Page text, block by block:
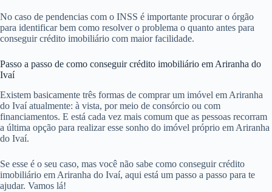
No caso de pendencias com o INSS é importante procurar o órgão
para identificar bem como resolver o problema o quanto antes para
conseguir crédito imobiliário com maior facilidade.
Passo a passo de como conseguir crédito imobiliário em Ariranha do
Ivaí
Existem basicamente três formas de comprar um imóvel em Ariranha
do Ivaí atualmente: à vista, por meio de consórcio ou com
financiamentos. E está cada vez mais comum que as pessoas recorram
a última opção para realizar esse sonho do imóvel próprio em Ariranha
do Ivaí.
Se esse é o seu caso, mas você não sabe como conseguir crédito
imobiliário em Ariranha do Ivaí, aqui está um passo a passo para te
ajudar. Vamos lá!